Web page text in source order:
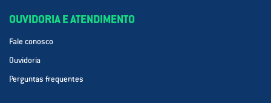
OUVIDORIA E ATENDIMENTO
Fale conosco
Ouvidoria
Perguntas frequentes